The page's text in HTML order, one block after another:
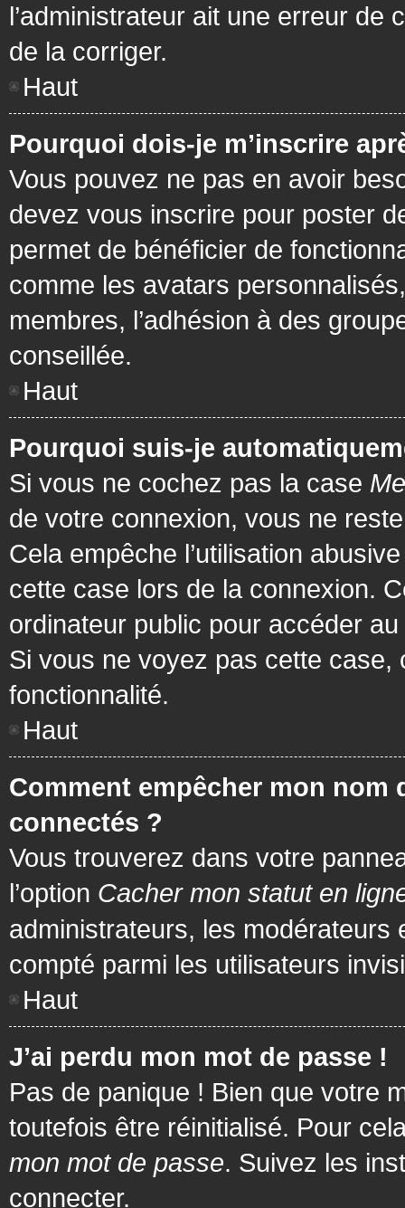
l’administrateur ait une erreur de
de la corriger.
Haut
Pourquoi dois-je m’inscrire
Vous pouvez ne pas en avoir
devez vous inscrire pour poster
permet de bénéficier de
comme les avatars
membres, l’adhésion à des
conseillée.
Haut
Pourquoi suis-je
Si vous ne cochez pas la case
de votre connexion, vous ne
Cela empêche l’utilisation
cette case lors de la connexion.
ordinateur public pour accéder
Si vous ne voyez pas cette case,
fonctionnalité.
Haut
Comment empêcher mon nom
connectés ?
Vous trouverez dans votre
l’option Cacher mon statut en
administrateurs, les
compté parmi les utilisateurs
Haut
J’ai perdu mon mot de passe !
Pas de panique ! Bien que votre
toutefois être réinitialisé. Pour
mon mot de passe. Suivez les
connecter.